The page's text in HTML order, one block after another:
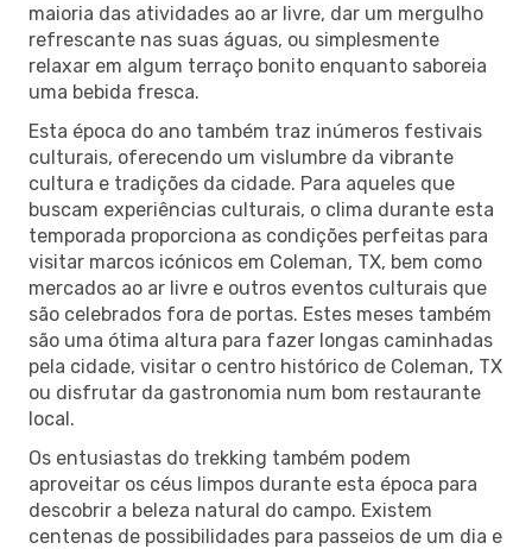
maioria das atividades ao ar livre, dar um mergulho
refrescante nas suas águas, ou simplesmente
relaxar em algum terraço bonito enquanto saboreia
uma bebida fresca.
Esta época do ano também traz inúmeros festivais
culturais, oferecendo um vislumbre da vibrante
cultura e tradições da cidade. Para aqueles que
buscam experiências culturais, o clima durante esta
temporada proporciona as condições perfeitas para
visitar marcos icónicos em Coleman, TX, bem como
mercados ao ar livre e outros eventos culturais que
são celebrados fora de portas. Estes meses também
são uma ótima altura para fazer longas caminhadas
pela cidade, visitar o centro histórico de Coleman, TX
ou disfrutar da gastronomia num bom restaurante
local.
Os entusiastas do trekking também podem
aproveitar os céus limpos durante esta época para
descobrir a beleza natural do campo. Existem
centenas de possibilidades para passeios de um dia e